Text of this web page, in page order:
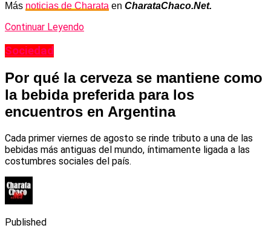
Más noticias de Charata en CharataChaco.Net.
Continuar Leyendo
Sociedad
Por qué la cerveza se mantiene como
la bebida preferida para los
encuentros en Argentina
Cada primer viernes de agosto se rinde tributo a una de las
bebidas más antiguas del mundo, íntimamente ligada a las
costumbres sociales del país.
Published